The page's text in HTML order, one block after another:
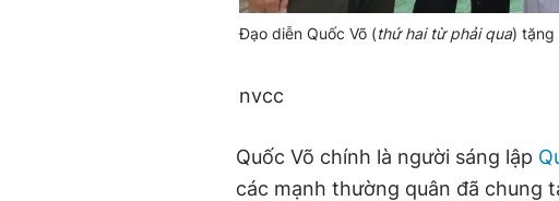
Đạo diễn Quốc Võ (thứ hai từ phải qua) tặng
nvcc
Quốc Võ chính là người sáng lập
các mạnh thường quân đã chung